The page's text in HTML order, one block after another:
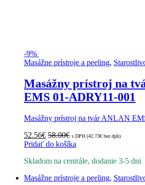
-9%
Masážne prístroje a peeling,
Masážny prístroj na
EMS 01-ADRY11-001
Masážny prístroj na tvár ANLAN
52.56€ 58.00€ s DPH (42.73€ bez dph)
Pridať do košíka
Skladom na centrále, dodanie 3-5 dni
Masážne prístroje a peeling,